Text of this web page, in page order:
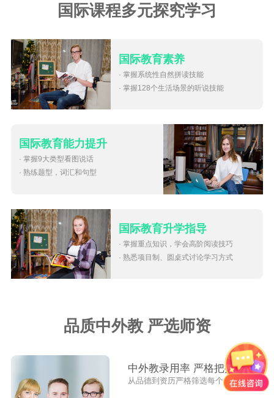
国际课程多元探究学习
国际教育素养
· 掌握系统性自然拼读技能
· 掌握128个生活场景的听说技能
国际教育能力提升
· 掌握9大类型看图说话
· 熟练题型，词汇和句型
国际教育升学指导
· 掌握重点知识，学会高阶阅读技巧
· 熟悉项目制、圆桌式讨论学习方式
品质中外教 严选师资
中外教录用率 严格把控
从品德到资历严格筛选每个外教